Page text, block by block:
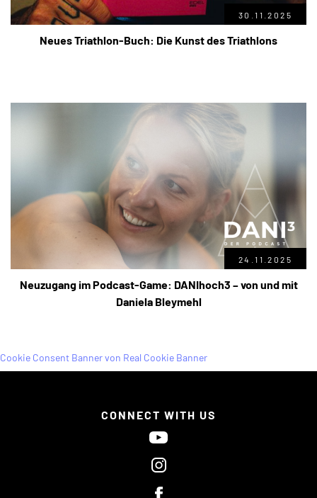
30.11.2025
Neues Triathlon-Buch: Die Kunst des Triathlons
24.11.2025
Neuzugang im Podcast-Game: DANIhoch3 – von und mit
Daniela Bleymehl
CONNECT WITH US
Cookie Consent Banner von Real Cookie Banner